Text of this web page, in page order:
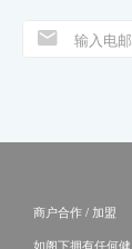
商户合作 / 加盟
如阁下拥有任何